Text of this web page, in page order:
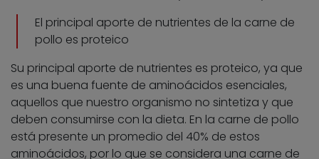
El principal aporte de nutrientes de la carne de
pollo es proteico
Su principal aporte de nutrientes es proteico, ya que
es una buena fuente de aminoácidos esenciales,
aquellos que nuestro organismo no sintetiza y que
deben consumirse con la dieta. En la carne de pollo
está presente un promedio del 40% de estos
aminoácidos, por lo que se considera una carne de